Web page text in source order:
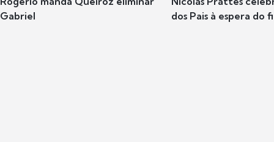
Gabriel
dos Pais à espera do